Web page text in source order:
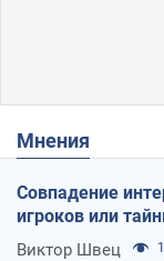
Мнения
Совпадение
игроков или
Виктор Швец